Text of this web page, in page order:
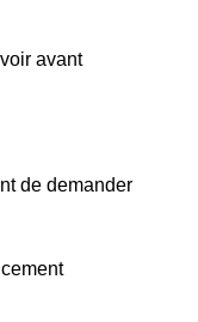
avant
de demander